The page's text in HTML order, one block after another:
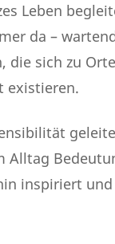
Leben
da –
sich zu
existieren.
Alltag
inspiriert